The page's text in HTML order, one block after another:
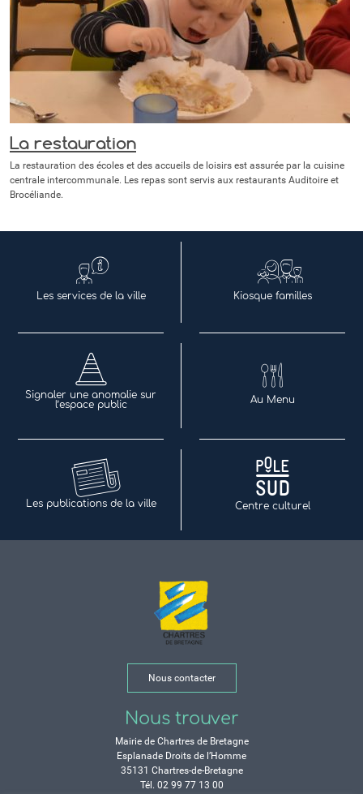
La restauration
La restauration des écoles et des accueils de loisirs est assurée par la cuisine
centrale intercommunale. Les repas sont servis aux restaurants Auditoire et
Brocéliande.
Les services de la ville Kiosque familles
Signaler une anomalie sur
l’espace public
Au Menu
Les publications de la ville Centre culturel
Nous contacter
Nous trouver
Mairie de Chartres de Bretagne
Esplanade Droits de l’Homme
35131 Chartres-de-Bretagne
Tél. 02 99 77 13 00